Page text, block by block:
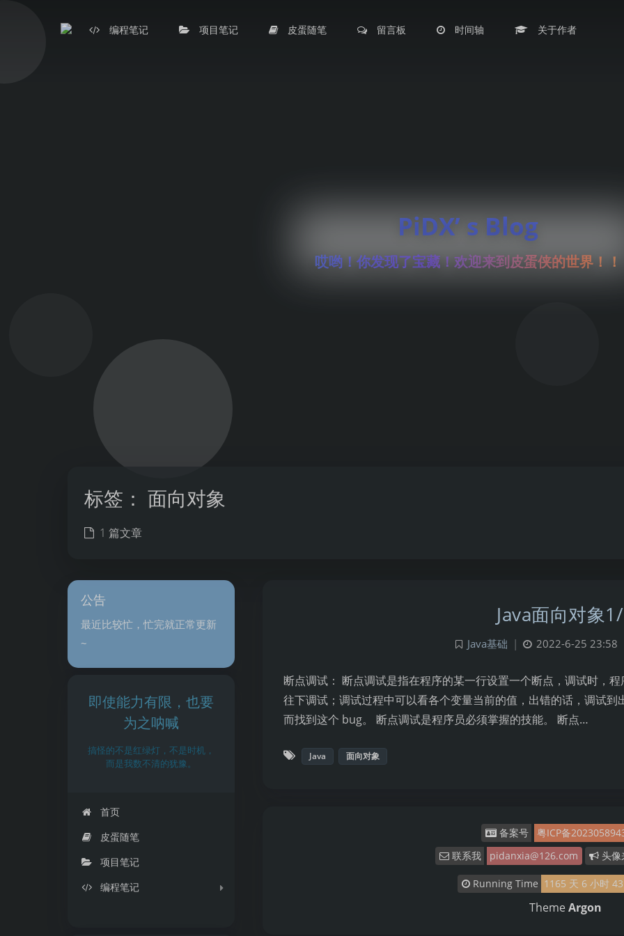
编程笔记 项目笔记 皮蛋随笔 留言板 时间轴 关于作者
PiDX’ s Blog
哎哟！你发现了宝藏！欢迎来到皮蛋侠的世界！！
标签： 面向对象
1 篇文章
公告
最近比较忙，忙完就正常更新
~
即使能力有限，也要
为之呐喊
搞怪的不是红绿灯，不是时机，
而是我数不清的犹豫。
首页
皮蛋随笔
项目笔记
编程笔记
Java面向对象
Java基础 | 2022-6-25 23:58
断点调试： 断点调试是指在程序的某一行设置一个断点，调试时，
往下调试；调试过程中可以看各个变量当前的值，出错的话，调试
而找到这个 bug。 断点调试是程序员必须掌握的技能。 断点…
Java 面向对象
备案号
粤ICP备
联系我
pidanxia@126.com 头像
Running Time 1165 天 6 小时 43
Theme Argon